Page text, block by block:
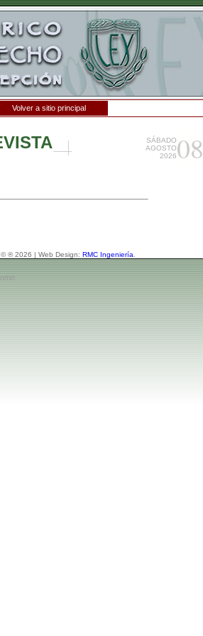
Volver a sitio principal
SÁBADO
AGOSTO
202608
® 2026 | Web Design: RMC Ingeniería